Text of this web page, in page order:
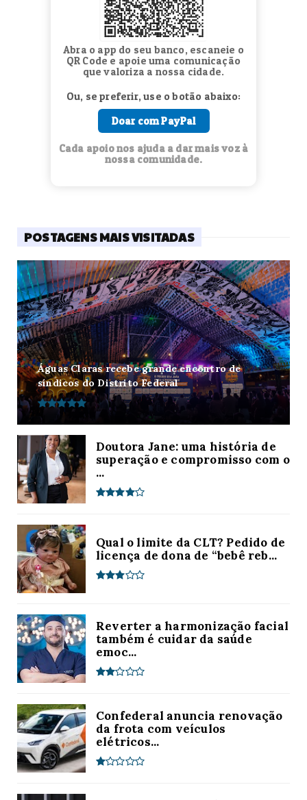
Abra o app do seu banco, escaneie o
QR Code e apoie uma comunicação
que valoriza a nossa cidade.
Ou, se preferir, use o botão abaixo:
Doar com PayPal
Cada apoio nos ajuda a dar mais voz à
nossa comunidade.
POSTAGENS MAIS VISITADAS
Águas Claras recebe grande encontro de
síndicos do Distrito Federal
Doutora Jane: uma história de
superação e compromisso com o
...
Qual o limite da CLT? Pedido de
licença de dona de “bebê reb...
Reverter a harmonização facial
também é cuidar da saúde
emoc...
Confederal anuncia renovação
da frota com veículos
elétricos...